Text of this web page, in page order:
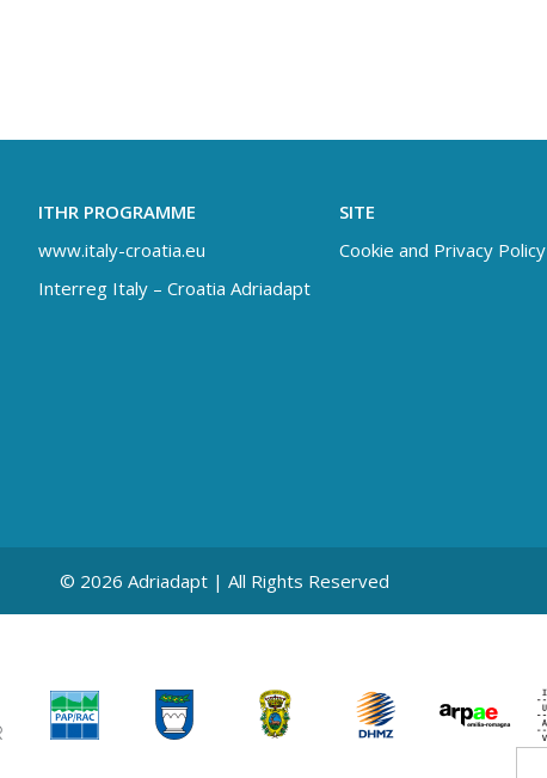
ITHR PROGRAMME
www.italy-croatia.eu
Interreg Italy – Croatia Adriadapt
SITE
Cookie and Privacy Policy
© 2026 Adriadapt | All Rights Reserved